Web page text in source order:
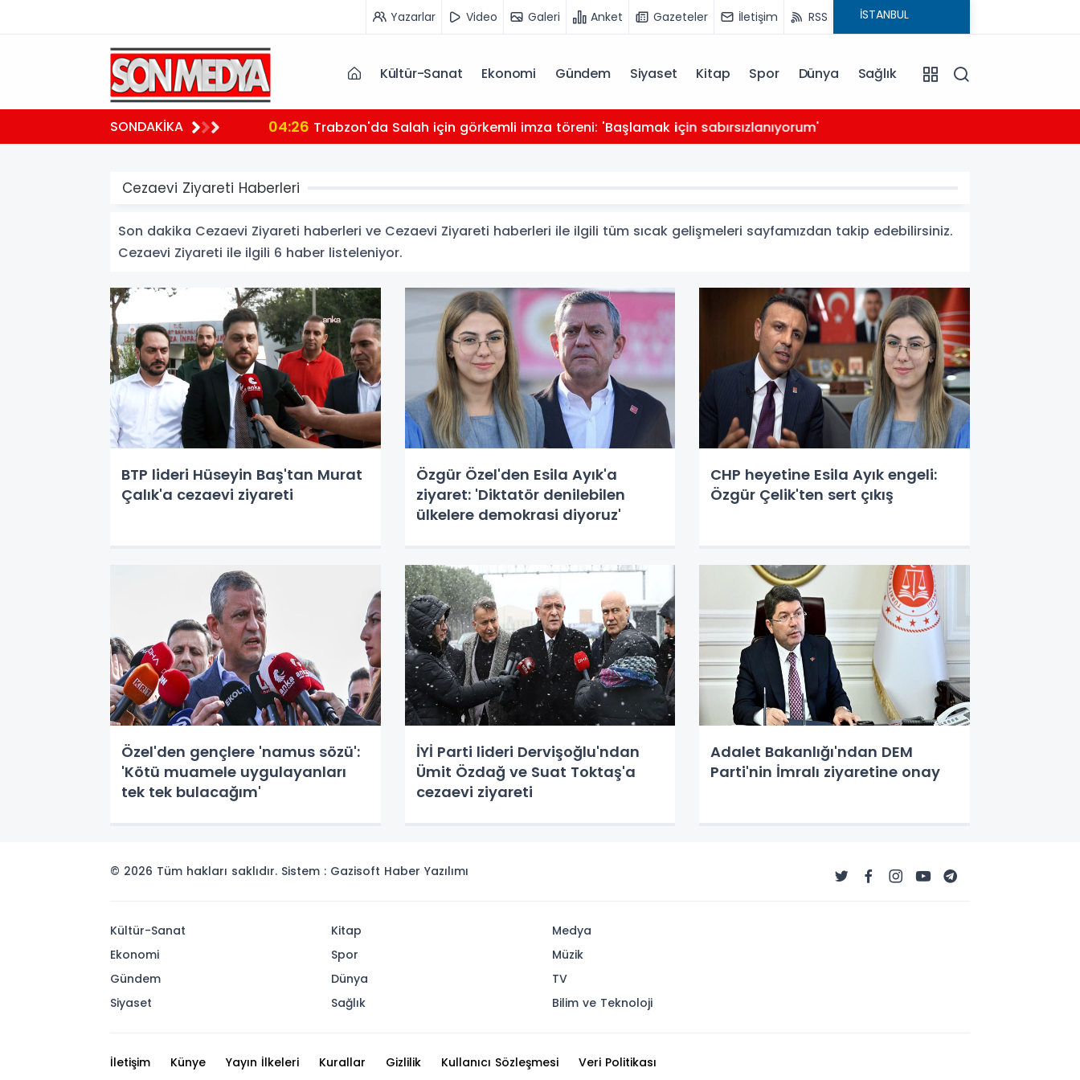
Yazarlar Video Galeri Anket Gazeteler İletişim RSS
Kültür-Sanat Ekonomi Gündem Siyaset Kitap Spor Dünya Sağlık
SONDAKİKA 04:26 Trabzon'da Salah için görkemli imza töreni: 'Başlamak için sabırsızlanıyorum'
Cezaevi Ziyareti Haberleri
Son dakika Cezaevi Ziyareti haberleri ve Cezaevi Ziyareti haberleri ile ilgili tüm sıcak gelişmeleri sayfamızdan takip edebilirsiniz.
Cezaevi Ziyareti ile ilgili 6 haber listeleniyor.
BTP lideri Hüseyin Baş'tan Murat
Çalık'a cezaevi ziyareti
Özgür Özel'den Esila Ayık'a
ziyaret: 'Diktatör denilebilen
ülkelere demokrasi diyoruz'
CHP heyetine Esila Ayık engeli:
Özgür Çelik'ten sert çıkış
Özel'den gençlere 'namus sözü':
'Kötü muamele uygulayanları
tek tek bulacağım'
İYİ Parti lideri Dervişoğlu'ndan
Ümit Özdağ ve Suat Toktaş'a
cezaevi ziyareti
Adalet Bakanlığı'ndan DEM
Parti'nin İmralı ziyaretine onay
© 2026 Tüm hakları saklıdır. Sistem : Gazisoft Haber Yazılımı
Kültür-Sanat
Ekonomi
Gündem
Siyaset
Kitap
Spor
Dünya
Sağlık
Medya
Müzik
TV
Bilim ve Teknoloji
İletişim Künye Yayın İlkeleri Kurallar Gizlilik Kullanıcı Sözleşmesi Veri Politikası